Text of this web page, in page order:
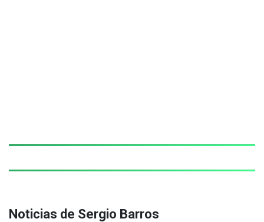
Noticias de Sergio Barros